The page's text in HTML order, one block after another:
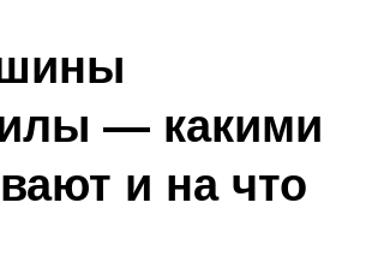
— какими
и на что